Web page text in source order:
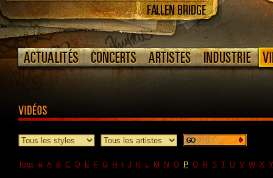
Tous # A B C D E F G H J K L M N O P Q R S T U V W X Y